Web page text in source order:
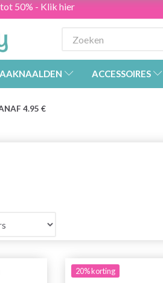
50% - Klik hier
ACCESSOIRES
4.95 €
20% korting